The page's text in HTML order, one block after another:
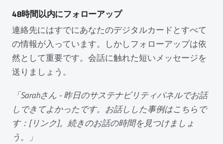
48時間以内にフォローアップ
連絡先にはすでにあなたのデジタルカードとすべて
の情報が入っています。しかしフォローアップは依
然として重要です。会話に触れた短いメッセージを
送りましょう。
「Sarahさん - 昨日のサステナビリティパネルでお話
しできてよかったです。お話しした事例はこちらで
す：[リンク]。続きのお話の時間を見つけましょ
う。」